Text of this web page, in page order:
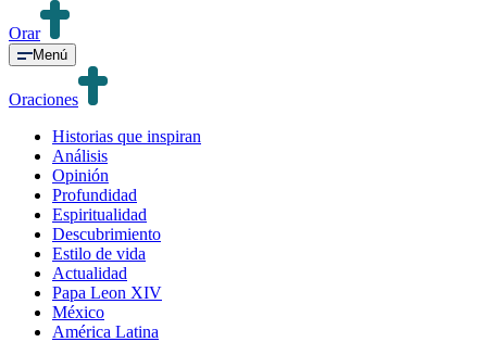
Orar
Menú
Oraciones
Historias que inspiran
Análisis
Opinión
Profundidad
Espiritualidad
Descubrimiento
Estilo de vida
Actualidad
Papa Leon XIV
México
América Latina